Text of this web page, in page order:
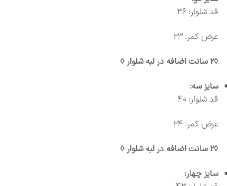
قد شلوار: ۳۶
عرض کمر: ۲۳
◊۲ سانت اضافه در لبه شلوار ◊
سایز سه:
قد شلوار: ۴۰
عرض کمر: ۲۴
◊۲ سانت اضافه در لبه شلوار ◊
سایز چهار: